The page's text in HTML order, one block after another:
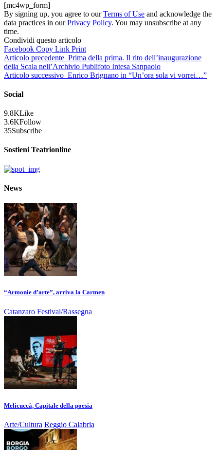
[mc4wp_form]
By signing up, you agree to ourTerms of Use and acknowledge the
data practices in ourPrivacy Policy. You may unsubscribe at any
time.
Condividi questo articolo
Facebook Copy Link Print
Articolo precedente Prima della prima. Il rito dell’inaugurazione
della Scala nell’Archivio Publifoto Intesa Sanpaolo
Articolo successivo Enrico Brignano in “Un’ora sola vi vorrei…”
Social
9.8KLike
3.6KFollow
35Subscribe
Sostieni Teatrionline
News
“Armonie d’arte”, arriva la Carmen
Catanzaro Festival/Rassegna
Melicuccà, Capitale della poesia
Arte/Cultura Reggio Calabria